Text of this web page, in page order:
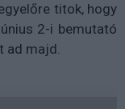
titok, hogy
2-i bemutató
ad majd.